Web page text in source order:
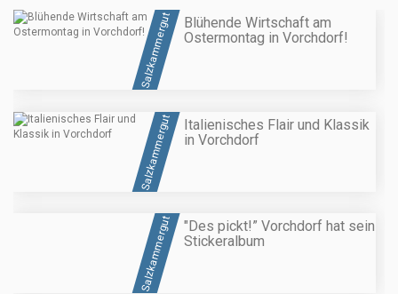
Salzkammergut
Blühende Wirtschaft am
Ostermontag in Vorchdorf!
Salzkammergut
Italienisches Flair und Klassik
in Vorchdorf
Salzkammergut
"Des pickt!” Vorchdorf hat sein
Stickeralbum